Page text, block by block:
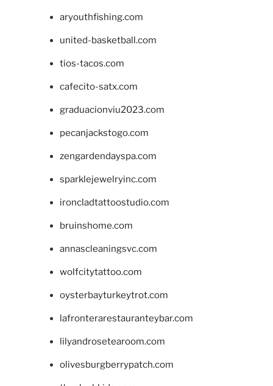
aryouthfishing.com
united-basketball.com
tios-tacos.com
cafecito-satx.com
graduacionviu2023.com
pecanjackstogo.com
zengardendayspa.com
sparklejewelryinc.com
ironcladtattoostudio.com
bruinshome.com
annascleaningsvc.com
wolfcitytattoo.com
oysterbayturkeytrot.com
lafronterarestauranteybar.com
lilyandrosetearoom.com
olivesburgberrypatch.com